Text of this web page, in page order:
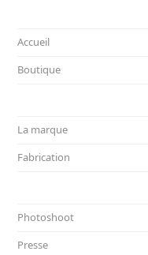
Accueil
Boutique
La marque
Fabrication
Photoshoot
Presse